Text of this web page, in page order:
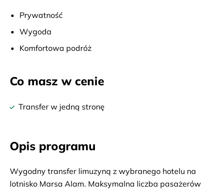
Prywatność
Wygoda
Komfortowa podróż
Co masz w cenie
Transfer w jedną stronę
Opis programu
Wygodny transfer limuzyną z wybranego hotelu na
lotnisko Marsa Alam. Maksymalna liczba pasażerów